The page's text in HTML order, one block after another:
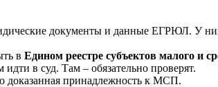
документы и данные ЕГРЮЛ. У
в Едином реестре субъектов малого и
в суд. Там – обязательно проверят.
доказанная принадлежность к МСП.